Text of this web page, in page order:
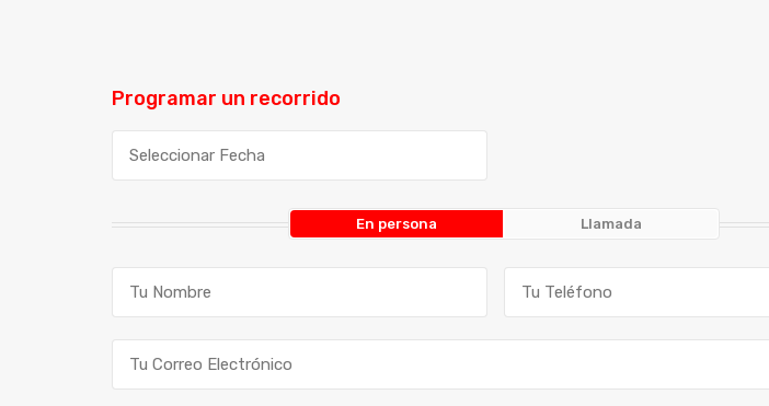
Programar un recorrido
En persona Llamada